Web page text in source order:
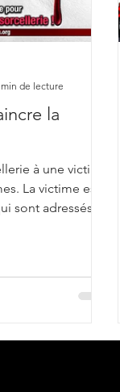
la
à une victime
La victime est
sont adressés
de lecture